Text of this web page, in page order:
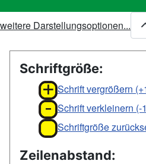
weitere Darstellungsoptionen...
Schriftgröße:
Schrift vergrößern
Schrift verkleinern (-
Schriftgröße
Zeilenabstand: